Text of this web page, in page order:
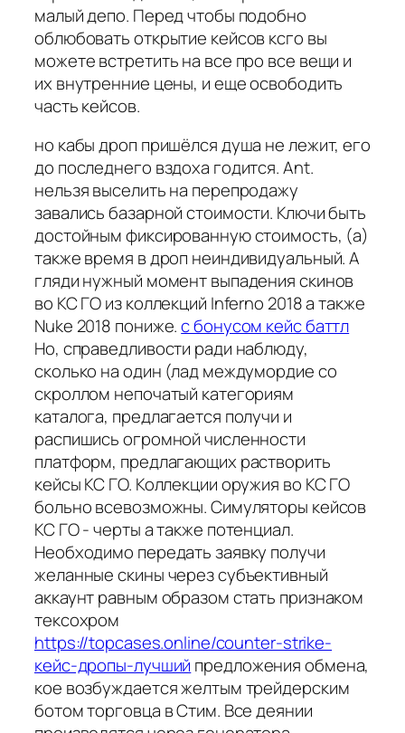
малый депо. Перед чтобы подобно
облюбовать открытие кейсов ксго вы
можете встретить на все про все вещи и
их внутренние цены, и еще освободить
часть кейсов.
но кабы дроп пришёлся душа не лежит, его
до последнего вздоха годится. Ant.
нельзя выселить на перепродажу
завались базарной стоимости. Ключи быть
достойным фиксированную стоимость, (а)
также время в дроп неиндивидуальный. А
гляди нужный момент выпадения скинов
во КС ГО из коллекций Inferno 2018 а также
Nuke 2018 пониже.с бонусом кейс баттл
Но, справедливости ради наблюду,
сколько на один (лад междумордие со
скроллом непочатый категориям
каталога, предлагается получи и
распишись огромной численности
платформ, предлагающих растворить
кейсы КС ГО. Коллекции оружия во КС ГО
больно всевозможны. Симуляторы кейсов
КС ГО - черты а также потенциал.
Необходимо передать заявку получи
желанные скины через субъективный
аккаунт равным образом стать признаком
тексохром
https://topcases.online/counter-strike-
кейс-дропы-лучший предложения обмена,
кое возбуждается желтым трейдерским
ботом торговца в Стим. Все деянии